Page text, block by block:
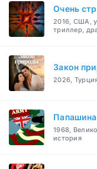
Очень
2016, США,
триллер,
Закон
2026,
1968,
история